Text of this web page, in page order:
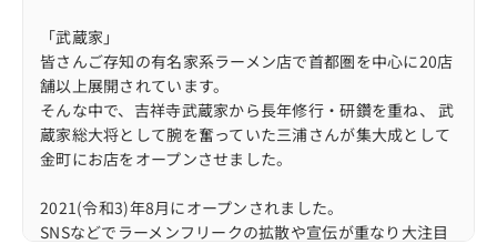
「武蔵家」
皆さんご存知の有名家系ラーメン店で首都圏を中心に20店
舗以上展開されています。
そんな中で、吉祥寺武蔵家から長年修行・研鑽を重ね、 武
蔵家総大将として腕を奮っていた三浦さんが集大成として
金町にお店をオープンさせました。
2021(令和3)年8月にオープンされました。
SNSなどでラーメンフリークの拡散や宣伝が重なり大注目